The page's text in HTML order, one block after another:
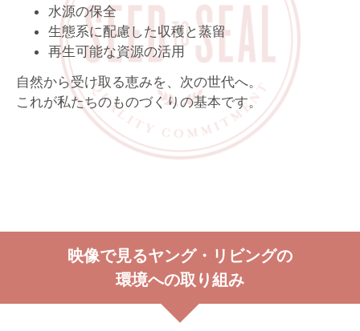
水源の保全
生態系に配慮した収穫と蒸留
再生可能な資源の活用
自然から受け取る恵みを、次の世代へ。
これが私たちのものづくりの基本です。
映像で見るヤング・リビングの
環境への取り組み